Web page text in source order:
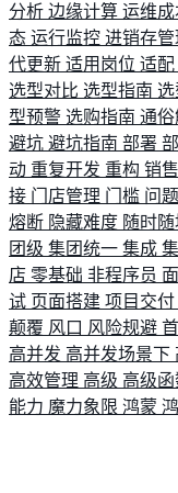
分析 边缘计算 运维成
态 运行监控 进销存管
代更新 适用岗位 适配
选型对比 选型指南 选
型预警 选购指南 通
避坑 避坑指南 部署
动 重复开发 重构 销
接 门店管理 门槛 问
熔断 隐藏难度 随时
团级 集团统一 集成
店 零基础 非程序员
试 页面搭建 项目交付
颠覆 风口 风险规避
高并发 高并发场景下
高效管理 高级 高级
能力 魔力象限 鸿蒙